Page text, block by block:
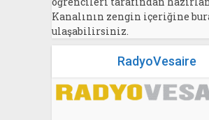
Kanalının zengin içeriğine
ulaşabilirsiniz.
RadyoVesaire